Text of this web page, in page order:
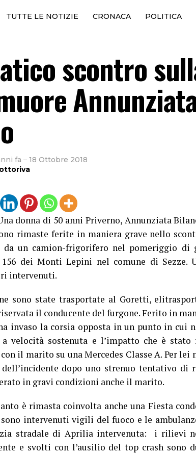
TUTTE LE NOTIZIE CRONACA POLITICA
scontro
fa – 18 Ottobre 2018
donna di 50 anni Priverno, Annunziata
rimaste ferite in maniera grave nello
da un camion-frigorifero nel pomeriggio di
dei Monti Lepini nel comune di Sezze.
intervenuti.
sono state trasportate al Goretti,
il conducente del furgone. Ferito in
invaso la corsia opposta in un punto in cui
a velocità sostenuta e l’impatto che è
il marito su una Mercedes Classe A. Per lei
dopo uno strenuo tentativo
in gravi condizioni anche il marito.
è rimasta coinvolta anche una Fiesta
intervenuti vigili del fuoco e le
stradale di Aprilia intervenuta: i rilievi
e svolti con l’ausilio del top crash sono